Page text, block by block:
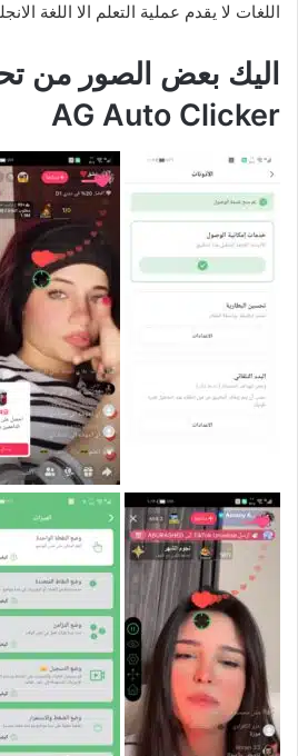
اللغات لا يقدم عملية التعلم الا اللغة
اليك بعض الصور من
AG Auto Clicker